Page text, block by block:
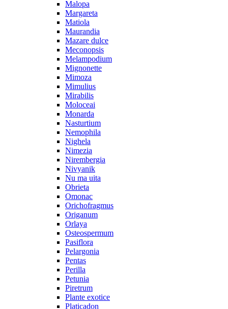
Malopa
Margareta
Matiola
Maurandia
Mazare dulce
Meconopsis
Melampodium
Mignonette
Mimoza
Mimulius
Mirabilis
Moloceai
Monarda
Nasturtium
Nemophila
Nighela
Nimezia
Nirembergia
Nivyanik
Nu ma uita
Obrieta
Omonac
Orichofragmus
Origanum
Orlaya
Osteospermum
Pasiflora
Pelargonia
Pentas
Perilla
Petunia
Piretrum
Plante exotice
Platicadon